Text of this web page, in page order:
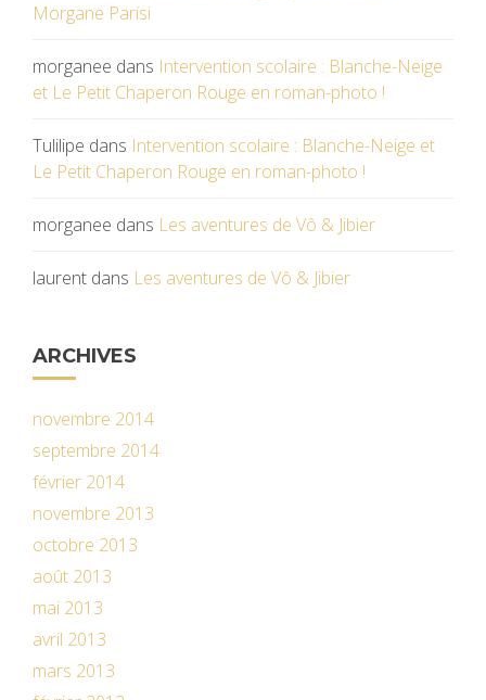
Morgane Parisi
morganee dans Intervention scolaire : Blanche-Neige
et Le Petit Chaperon Rouge en roman-photo !
Tulilipe dans Intervention scolaire : Blanche-Neige et
Le Petit Chaperon Rouge en roman-photo !
morganee dans Les aventures de Vô & Jibier
laurent dans Les aventures de Vô & Jibier
ARCHIVES
novembre 2014
septembre 2014
février 2014
novembre 2013
octobre 2013
août 2013
mai 2013
avril 2013
mars 2013